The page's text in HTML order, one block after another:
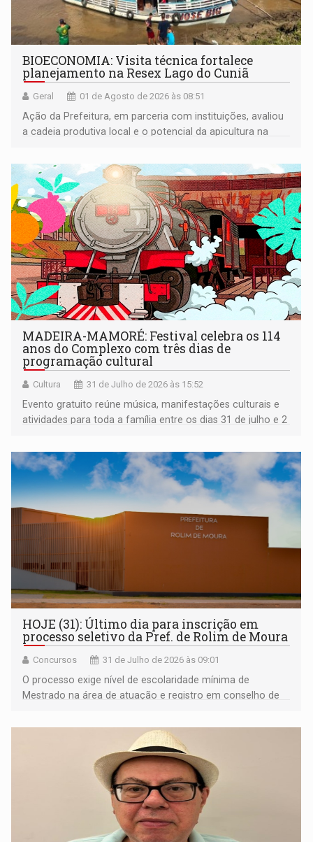
BIOECONOMIA: Visita técnica fortalece
planejamento na Resex Lago do Cuniã
Geral 01 de Agosto de 2026 às 08:51
Ação da Prefeitura, em parceria com instituições, avaliou
a cadeia produtiva local e o potencial da apicultura na
MADEIRA-MAMORÉ: Festival celebra os 114
anos do Complexo com três dias de
programação cultural
Cultura 31 de Julho de 2026 às 15:52
Evento gratuito reúne música, manifestações culturais e
atividades para toda a família entre os dias 31 de julho e 2
HOJE (31): Último dia para inscrição em
processo seletivo da Pref. de Rolim de Moura
Concursos 31 de Julho de 2026 às 09:01
O processo exige nível de escolaridade mínima de
Mestrado na área de atuação e registro em conselho de